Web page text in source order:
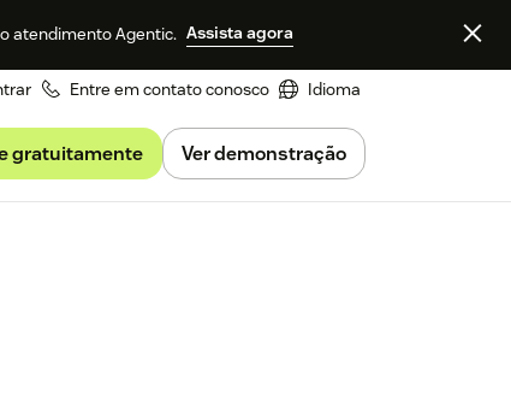
atendimento Agentic. Assista agora
Entre em contato conosco Idioma
gratuitamente Ver demonstração